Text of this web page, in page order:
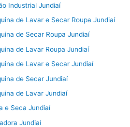
Industrial Jundiaí
de Lavar e Secar Roupa Jundiaí
de Secar Roupa Jundiaí
de Lavar Roupa Jundiaí
de Lavar e Secar Jundiaí
de Secar Jundiaí
de Lavar Jundiaí
e Seca Jundiaí
Jundiaí